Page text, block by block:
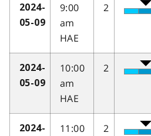
2024-
05-09
9:00
am
HAE
2
2024-
05-09
10:00
am
HAE
2
2024-
11:00
2